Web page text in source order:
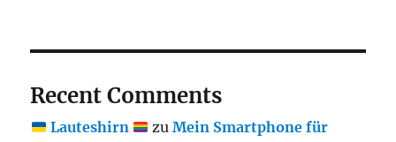
Recent Comments
Lauteshirn zu Mein Smartphone für